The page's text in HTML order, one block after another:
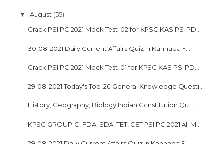
▼August (55)
Crack PSI PC 2021 Mock Test-02 for KPSC KAS PSI PD...
30-08-2021 Daily Current Affairs Quiz in Kannada F...
Crack PSI PC 2021 Mock Test-01 for KPSC KAS PSI PD...
29-08-2021 Today's Top-20 General Knowledge Questi...
History, Geography, Biology Indian Constitution Qu...
KPSC GROUP-C, FDA, SDA, TET, CET PSI PC 2021 All M...